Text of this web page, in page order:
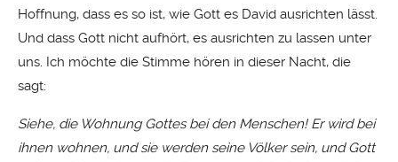
Hoffnung, dass es so ist, wie Gott es David ausrichten lässt.
Und dass Gott nicht aufhört, es ausrichten zu lassen unter
uns. Ich möchte die Stimme hören in dieser Nacht, die
sagt:
Siehe, die Wohnung Gottes bei den Menschen! Er wird bei
ihnen wohnen, und sie werden seine Völker sein, und Gott